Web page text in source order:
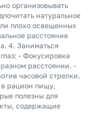
организовывать
натуральное
плохо освещенных
расстояние
4. Заниматься
- Фокусировка
расстоянии. -
часовой стрелки.
в рацион пищу,
полезны для
содержащие